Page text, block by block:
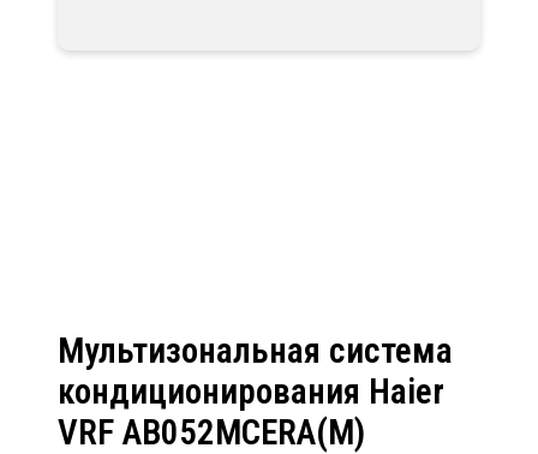
Мультизональная система
кондиционирования Haier
VRF AB052MCERA(M)